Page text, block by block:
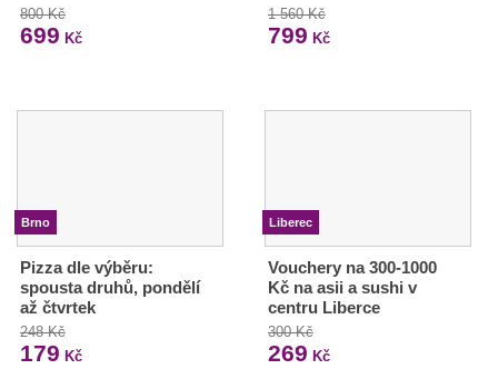
800 Kč
699 Kč
1 560 Kč
799 Kč
Brno
Pizza dle výběru:
spousta druhů, pondělí
až čtvrtek
248 Kč
179 Kč
Liberec
Vouchery na 300-1000
Kč na asii a sushi v
centru Liberce
300 Kč
269 Kč